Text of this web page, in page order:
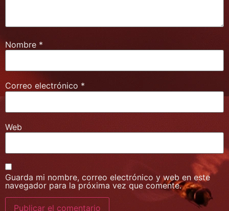
Nombre *
Correo electrónico *
Web
Guarda mi nombre, correo electrónico y web en este
navegador para la próxima vez que comente.